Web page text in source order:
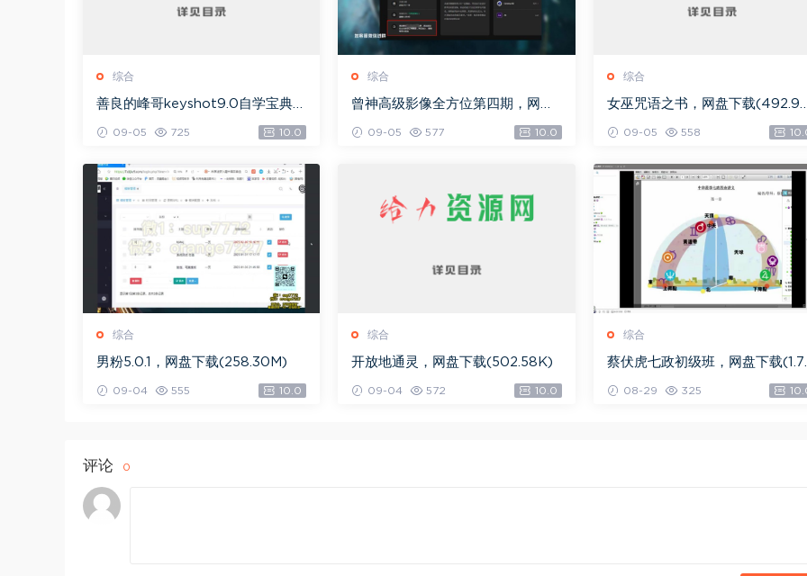
综合
善良的峰哥keyshot9.0自学宝典，
09-05 725 10.0
综合
曾神高级影像全方位第四期，网盘
09-05 577 10.0
综合
女巫咒语之书，网盘下载
09-05 558
综合
男粉5.0.1，网盘下载(258.30M)
09-04 555 10.0
综合
开放地通灵，网盘下载(502.58K)
09-04 572 10.0
综合
蔡伏虎七政初级班，网盘下载
08-29 325
评论 0